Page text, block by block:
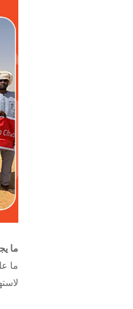
ما
ما